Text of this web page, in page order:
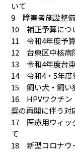
いて
9 障害者施設整
10 補正予算につ
11 令和4年度予算
12 台東区中核病
13 令和4年度台
14 令和4・5年度
15 飼い犬・飼い
16 HPVワクチン
奨の再開に伴う対
17 医療用ウィッ
て
18 新型コロナウ